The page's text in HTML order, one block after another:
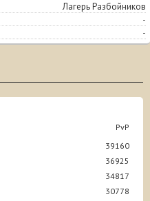
Лагерь Разбойников
-
-
PvP
39160
36925
34817
30778